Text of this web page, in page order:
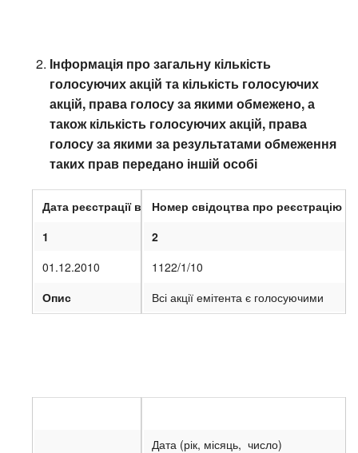
Інформація про загальну кількість
голосуючих акцій та кількість голосуючих
акцій, права голосу за якими обмежено, а
також кількість голосуючих акцій, права
голосу за якими за результатами обмеження
таких прав передано іншій особі
Номер свідоцтва про реєстрацію
2
1122/1/10
Всі акції емітента є голосуючими
Дата реєстрації випуску
1
01.12.2010
Опис
Дата (рік, місяць, число)